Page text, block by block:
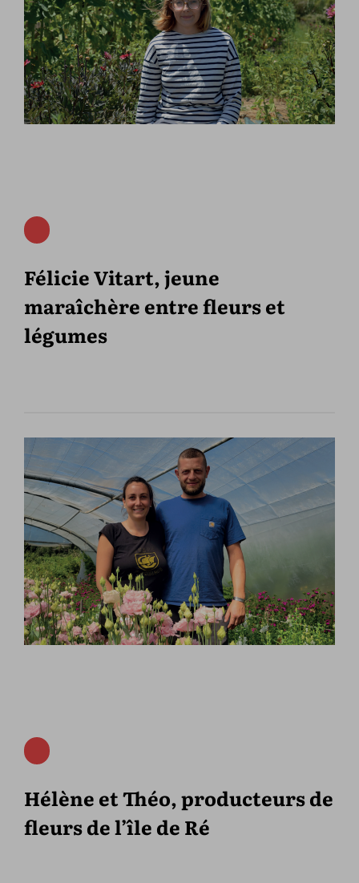
Félicie Vitart, jeune
maraîchère entre fleurs et
légumes
Hélène et Théo, producteurs de
fleurs de l’île de Ré